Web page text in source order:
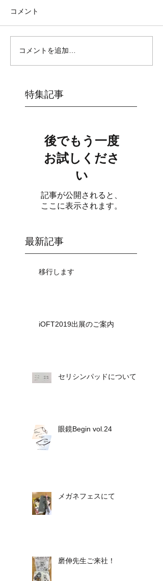
コメント
コメントを追加…
特集記事
後でもう一度
お試しくださ
い
記事が公開されると、
ここに表示されます。
最新記事
移行します
iOFT2019出展のご案内
セリシンパッドについて
眼鏡Begin vol.24
メガネフェスにて
磨伸先生ご来社！